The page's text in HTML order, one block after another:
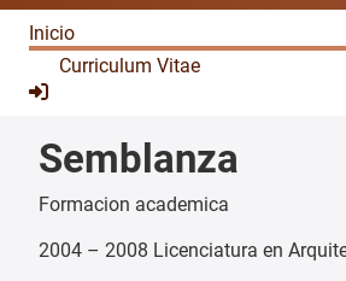
Inicio
Curriculum Vitae
Semblanza
Formacion academica
2004 – 2008 Licenciatura en